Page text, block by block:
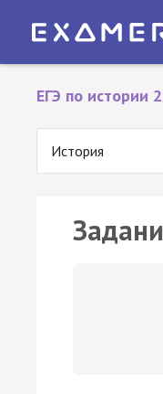
ЕГЭ по истории
История